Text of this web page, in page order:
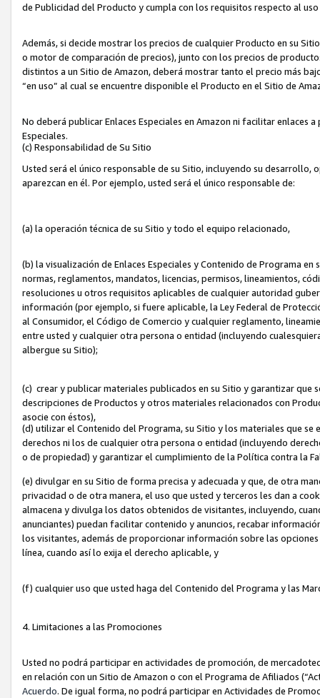
de Publicidad del Producto y cumpla con los requisitos respecto al uso
Además, si decide mostrar los precios de cualquier Producto en su
o motor de comparación de precios), junto con los precios de
distintos a un Sitio de Amazon, deberá mostrar tanto el precio más
“en uso” al cual se encuentre disponible el Producto en el Sitio de
No deberá publicar Enlaces Especiales en Amazon ni facilitar enlaces
Especiales.
(c) Responsabilidad de Su Sitio
Usted será el único responsable de su Sitio, incluyendo su
aparezcan en él. Por ejemplo, usted será el único responsable de:
(a) la operación técnica de su Sitio y todo el equipo relacionado,
(b) la visualización de Enlaces Especiales y Contenido de Programa
normas, reglamentos, mandatos, licencias, permisos, lineamientos,
resoluciones u otros requisitos aplicables de cualquier autoridad
información (por ejemplo, si fuere aplicable, la Ley Federal de
al Consumidor, el Código de Comercio y cualquier reglamento,
entre usted y cualquier otra persona o entidad (incluyendo
albergue su Sitio);
(c) crear y publicar materiales publicados en su Sitio y garantizar que
descripciones de Productos y otros materiales relacionados con
asocie con éstos),
(d) utilizar el Contenido del Programa, su Sitio y los materiales que se
derechos ni los de cualquier otra persona o entidad (incluyendo
o de propiedad) y garantizar el cumplimiento de la Política contra la
(e) divulgar en su Sitio de forma precisa y adecuada y que, de otra
privacidad o de otra manera, el uso que usted y terceros les dan a
almacena y divulga los datos obtenidos de visitantes, incluyendo,
anunciantes) puedan facilitar contenido y anuncios, recabar
los visitantes, además de proporcionar información sobre las
línea, cuando así lo exija el derecho aplicable, y
(f) cualquier uso que usted haga del Contenido del Programa y las
4. Limitaciones a las Promociones
Usted no podrá participar en actividades de promoción, de
en relación con un Sitio de Amazon o con el Programa de Afiliados
Acuerdo. De igual forma, no podrá participar en Actividades de